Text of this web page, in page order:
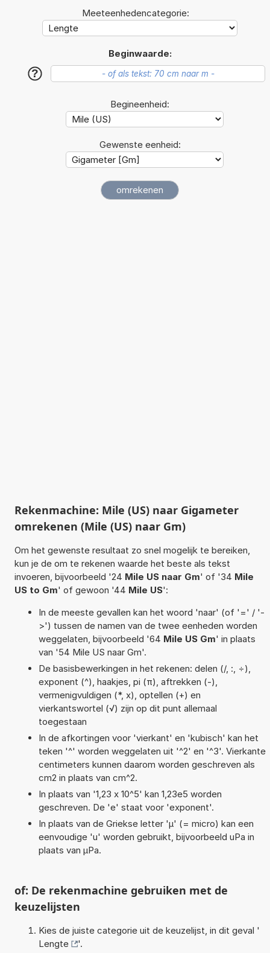
Meeteenhedencategorie:
Beginwaarde:
?
Begineenheid:
Gewenste eenheid:
Rekenmachine: Mile (US) naar Gigameter
omrekenen (Mile (US) naar Gm)
Om het gewenste resultaat zo snel mogelijk te bereiken,
kun je de om te rekenen waarde het beste als tekst
invoeren, bijvoorbeeld '24 Mile US naar Gm' of '34 Mile
US to Gm' of gewoon '44 Mile US':
In de meeste gevallen kan het woord 'naar' (of '=' / '-
>') tussen de namen van de twee eenheden worden
weggelaten, bijvoorbeeld '64 Mile US Gm' in plaats
van '54 Mile US naar Gm'.
De basisbewerkingen in het rekenen: delen (/, :, ÷),
exponent (^), haakjes, pi (π), aftrekken (-),
vermenigvuldigen (*, x), optellen (+) en
vierkantswortel (√) zijn op dit punt allemaal
toegestaan
In de afkortingen voor 'vierkant' en 'kubisch' kan het
teken '^' worden weggelaten uit '^2' en '^3'. Vierkante
centimeters kunnen daarom worden geschreven als
cm2 in plaats van cm^2.
In plaats van '1,23 x 10^5' kan 1,23e5 worden
geschreven. De 'e' staat voor 'exponent'.
In plaats van de Griekse letter 'µ' (= micro) kan een
eenvoudige 'u' worden gebruikt, bijvoorbeeld uPa in
plaats van µPa.
of: De rekenmachine gebruiken met de
keuzelijsten
Kies de juiste categorie uit de keuzelijst, in dit geval '
Lengte
'.